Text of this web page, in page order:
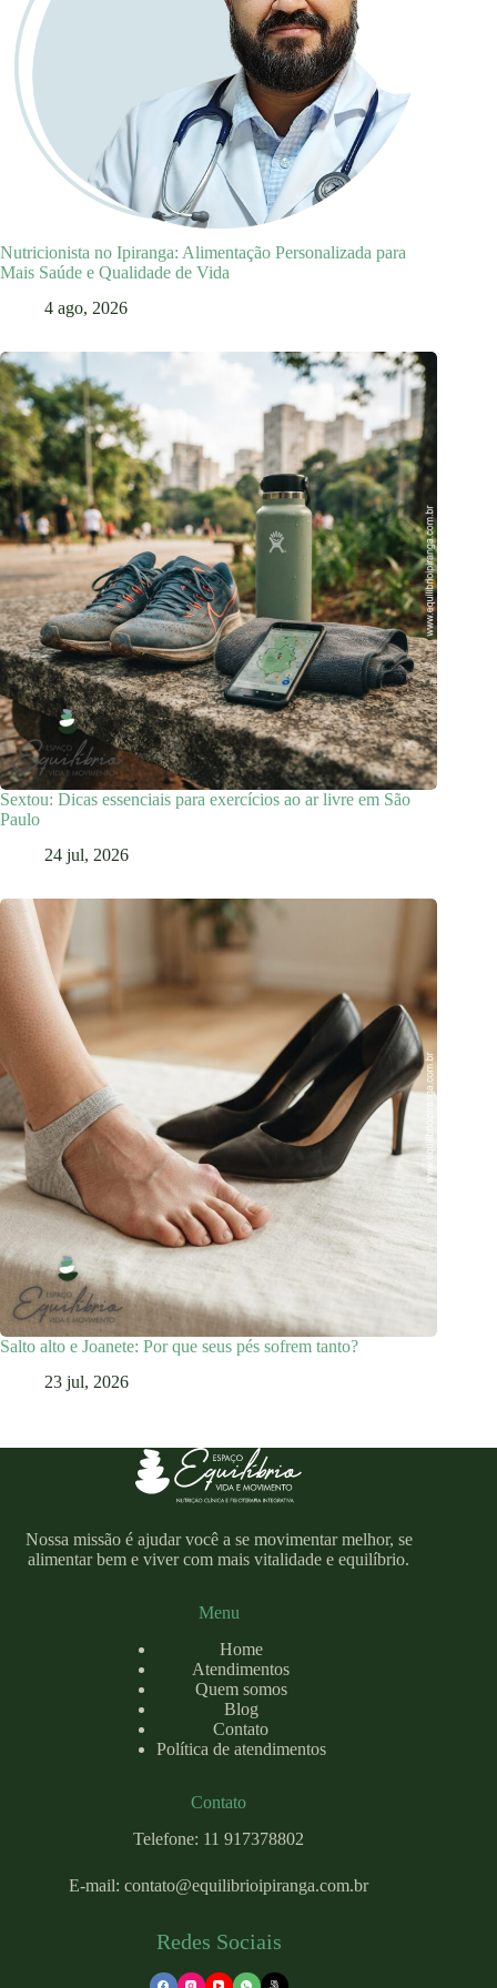
Nutricionista no Ipiranga: Alimentação Personalizada para
Mais Saúde e Qualidade de Vida
4 ago, 2026
Sextou: Dicas essenciais para exercícios ao ar livre em São
Paulo
24 jul, 2026
Salto alto e Joanete: Por que seus pés sofrem tanto?
23 jul, 2026
Nossa missão é ajudar você a se movimentar melhor, se
alimentar bem e viver com mais vitalidade e equilíbrio.
Menu
Home
Atendimentos
Quem somos
Blog
Contato
Política de atendimentos
Contato
Telefone: 11 917378802
E-mail:contato@equilibrioipiranga.com.br
Redes Sociais